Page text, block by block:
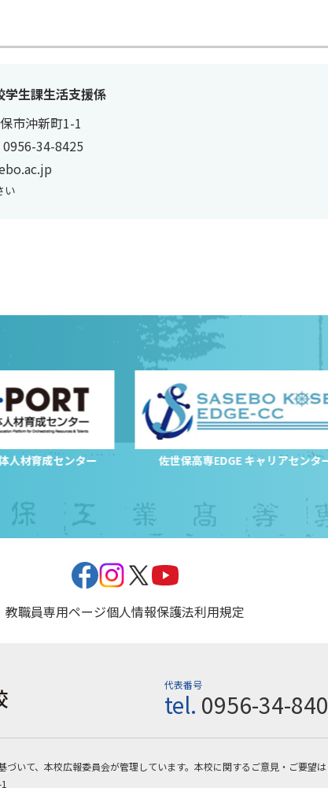
学生課生活支援係
市沖新町1-1
0956-34-8425
い
人材育成センター 佐世保高専EDGE キャリアセンタ
教職員専用ページ個人情報保護法利用規定
代表番号
tel. 0956-34-
いて、本校広報委員会が管理しています。本校に関するご意見・ご要望は